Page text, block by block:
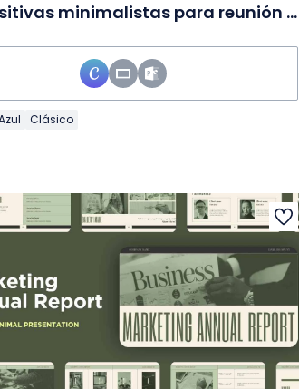
Diapositivas minimalistas para reunión de partido político
Clásico